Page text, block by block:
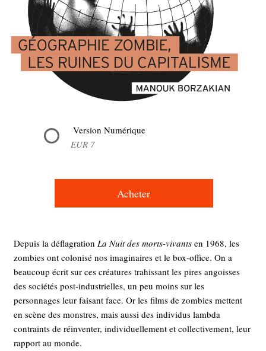
Version Numérique
EUR 7
Acheter
Depuis la déflagration La Nuit des morts-vivants en 1968, les
zombies ont colonisé nos imaginaires et le box-office. On a
beaucoup écrit sur ces créatures trahissant les pires angoisses
des sociétés post-industrielles, un peu moins sur les
personnages leur faisant face. Or les films de zombies mettent
en scène des monstres, mais aussi des individus lambda
contraints de réinventer, individuellement et collectivement, leur
rapport au monde.